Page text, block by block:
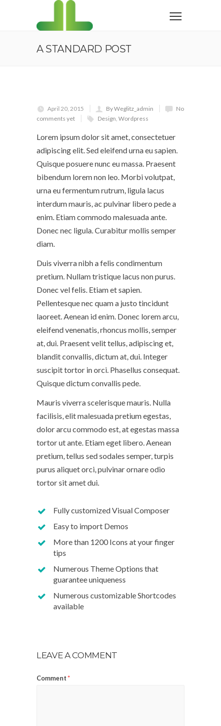
A STANDARD POST
April 20, 2015 By Weglitz_admin
No
comments yet
Design, Wordpress
Lorem ipsum dolor sit amet, consectetuer
adipiscing elit. Sed eleifend urna eu sapien.
Quisque posuere nunc eu massa. Praesent
bibendum lorem non leo. Morbi volutpat,
urna eu fermentum rutrum, ligula lacus
interdum mauris, ac pulvinar libero pede a
enim. Etiam commodo malesuada ante.
Donec nec ligula. Curabitur mollis semper
diam.
Duis viverra nibh a felis condimentum
pretium. Nullam tristique lacus non purus.
Donec vel felis. Etiam et sapien.
Pellentesque nec quam a justo tincidunt
laoreet. Aenean id enim. Donec lorem arcu,
eleifend venenatis, rhoncus mollis, semper
at, dui. Praesent velit tellus, adipiscing et,
blandit convallis, dictum at, dui. Integer
suscipit tortor in orci. Phasellus consequat.
Quisque dictum convallis pede.
Mauris viverra scelerisque mauris. Nulla
facilisis, elit malesuada pretium egestas,
dolor arcu commodo est, at egestas massa
tortor ut ante. Etiam eget libero. Aenean
pretium, tellus sed sodales semper, turpis
purus aliquet orci, pulvinar ornare odio
tortor sit amet dui.
Fully customized Visual Composer
Easy to import Demos
More than 1200 Icons at your finger
tips
Numerous Theme Options that
guarantee uniqueness
Numerous customizable Shortcodes
available
LEAVE A COMMENT
Comment*